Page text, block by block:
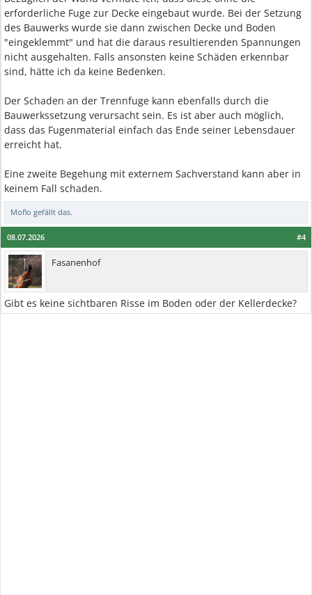
erforderliche Fuge zur Decke eingebaut wurde. Bei der Setzung
des Bauwerks wurde sie dann zwischen Decke und Boden
"eingeklemmt" und hat die daraus resultierenden Spannungen
nicht ausgehalten. Falls ansonsten keine Schäden erkennbar
sind, hätte ich da keine Bedenken.
Der Schaden an der Trennfuge kann ebenfalls durch die
Bauwerkssetzung verursacht sein. Es ist aber auch möglich,
dass das Fugenmaterial einfach das Ende seiner Lebensdauer
erreicht hat.
Eine zweite Begehung mit externem Sachverstand kann aber in
keinem Fall schaden.
Moflo gefällt das.
#4
08.07.2026
Fasanenhof
Gibt es keine sichtbaren Risse im Boden oder der Kellerdecke?